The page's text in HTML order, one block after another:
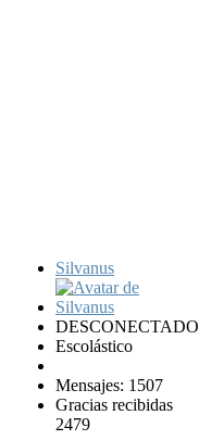
Silvanus
DESCONECTADO
Escolástico
Mensajes: 1507
Gracias recibidas
2479